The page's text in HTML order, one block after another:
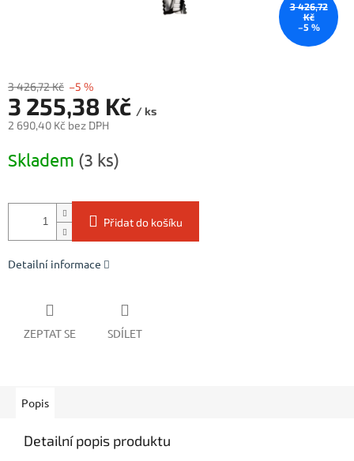
3 426,72
Kč
–5 %
3 426,72 Kč –5 %
3 255,38 Kč / ks
2 690,40 Kč bez DPH
cena:
Skladem (3 ks)
Přidat do košíku
Detailní informace
ZEPTAT SE SDÍLET
Popis
Detailní popis produktu